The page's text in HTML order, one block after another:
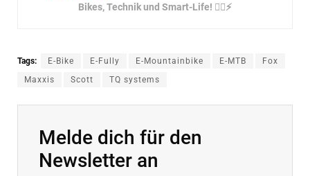
Bikes, Technik und Smart-Life! 🚴‍♂️⚡
Tags: E-Bike E-Fully E-Mountainbike E-MTB
Fox
Maxxis
Scott TQ systems
Melde dich für den
Newsletter an